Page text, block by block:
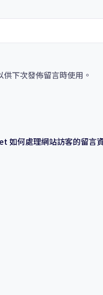
下次發佈留言時使用。
如何處理網站訪客的留言